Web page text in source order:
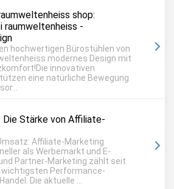
shop:
raumweltenheiss -
hochwertigen Bürostühlen von
modernes Design mit
innovativen
eine natürliche Bewegung
Die Stärke von Affiliate-
Affiliate-Marketing
als Werbemarkt und E-
Partner-Marketing zählt seit
wichtigsten Performance-
Die aktuelle ...